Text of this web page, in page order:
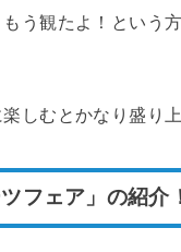
う観たよ！という
しむとかなり盛り
フェア」の紹介